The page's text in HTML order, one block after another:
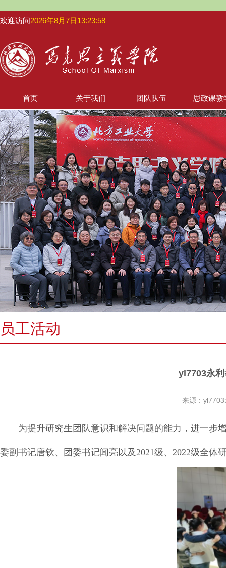
欢迎访问2026年8月7日13:23:58
首页 关于我们 团队队伍 思政课教
员工活动
yl7703永
来源：
为提升研究生团队意识和解决问题的能力，进一步
委副书记唐钦、团委书记闻亮以及2021级、2022级全体